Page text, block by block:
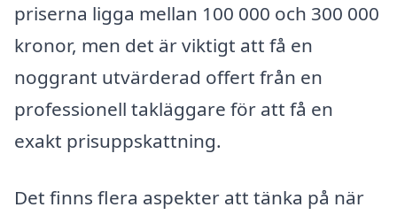
priserna ligga mellan 100 000 och 300 000
kronor, men det är viktigt att få en
noggrant utvärderad offert från en
professionell takläggare för att få en
exakt prisuppskattning.
Det finns flera aspekter att tänka på när